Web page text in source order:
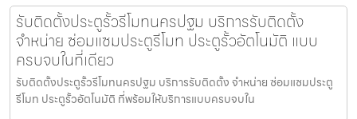
รับติดตั้งประตูรั้วรีโมทนครปฐม บริการรับติดตั้ง
จำหน่าย ซ่อมแซมประตูรีโมท ประตูรั้วอัตโนมัติ แบบ
ครบจบในที่เดียว
รับติดตั้งประตูรั้วรีโมทนครปฐม บริการรับติดตั้ง จำหน่าย ซ่อมแซมประตู
รีโมท ประตูรั้วอัตโนมัติ ที่พร้อมให้บริการแบบครบจบใน